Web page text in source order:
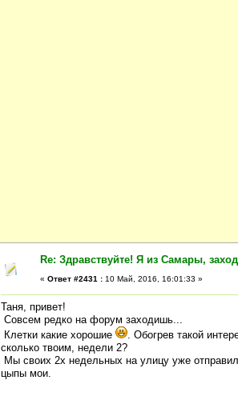
Re: Здравствуйте! Я из Самары,
« Ответ #2431 : 10 Май, 2016, 16:01:33 »
Таня, привет!
Совсем редко на форум заходишь...
Клетки какие хорошие
. Обогрев такой
сколько твоим, недели 2?
Мы своих 2х недельных на улицу уже
цыпы мои.